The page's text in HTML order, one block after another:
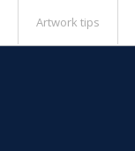
Artwork tips